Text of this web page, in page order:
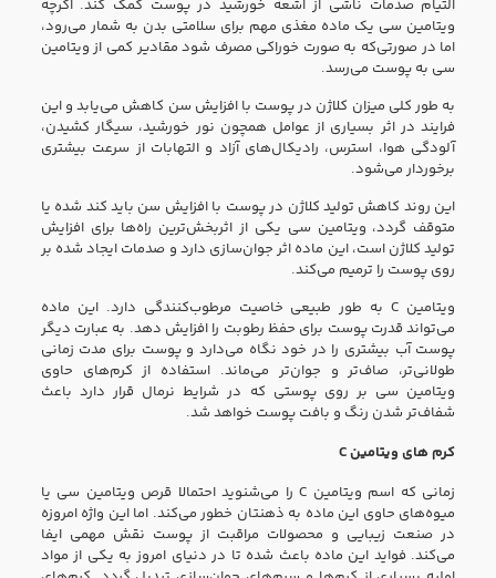
التیام صدمات ناشی از اشعه خورشید در پوست کمک کند. اگرچه
ویتامین سی یک ماده مغذی مهم برای سلامتی بدن به شمار می‌رود،
اما در صورتی‌که به صورت خوراکی مصرف شود مقادیر کمی از ویتامین
سی به پوست می‌رسد.
به طور کلی میزان کلاژن در پوست با افزایش سن کاهش می‌یابد و این
فرایند در اثر بسیاری از عوامل همچون نور خورشید، سیگار کشیدن،
آلودگی هوا، استرس، رادیکال‌های آزاد و التهابات از سرعت بیشتری
برخوردار می‌شود.
این روند کاهش تولید کلاژن در پوست با افزایش سن باید کند شده یا
متوقف گردد، ویتامین سی یکی از اثربخش‌ترین راه‌ها برای افزایش
تولید کلاژن است، این ماده اثر جوان‌سازی دارد و صدمات ایجاد شده بر
روی پوست را ترمیم می‌کند.
ویتامین C به طور طبیعی خاصیت مرطوب‌کنندگی دارد. این ماده
می‌تواند قدرت پوست برای حفظ رطوبت را افزایش دهد. به عبارت دیگر
پوست آب بیشتری را در خود نگاه می‌دارد و پوست برای مدت زمانی
طولانی‌تر، صاف‌تر و جوان‌تر می‌ماند. استفاده از کرم‌های حاوی
ویتامین سی بر روی پوستی که در شرایط نرمال قرار دارد باعث
شفاف‌تر شدن رنگ و بافت پوست خواهد شد.
کرم های ویتامین C
زمانی که اسم ویتامین C را می‌شنوید احتمالا قرص ویتامین سی یا
میوه‌های حاوی این ماده به ذهنتان خطور می‌کند. اما این واژه امروزه
در صنعت زیبایی و محصولات مراقبت از پوست نقش مهمی ایفا
می‌کند. فواید این ماده باعث شده تا در دنیای امروز به یکی از مواد